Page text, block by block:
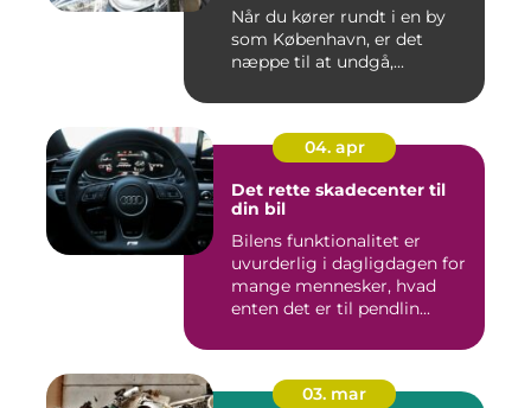
Når du kører rundt i en by
som København, er det
næppe til at undgå,...
04. apr
Det rette skadecenter til
din bil
Bilens funktionalitet er
uvurderlig i dagligdagen for
mange mennesker, hvad
enten det er til pendlin...
03. mar